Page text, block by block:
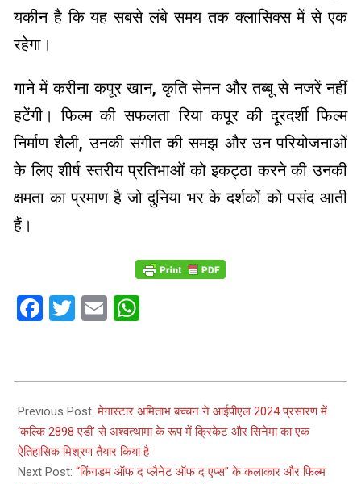
यकीन है कि यह सबसे लंबे समय तक क्लासिक्स में से एक
रहेगा।
गाने में करीना कपूर खान, कृति सेनन और तब्बू से नजरें नहीं
हटेंगी। फिल्म की सफलता रिया कपूर की दूरदर्शी फिल्म
निर्माण शैली, उनकी संगीत की समझ और उन परियोजनाओं
के लिए शीर्ष स्तरीय प्रतिभाओं को इकट्ठा करने की उनकी
क्षमता का प्रमाण है जो दुनिया भर के दर्शकों को पसंद आती
हैं।
Facebook
Twitter
Email
05-
03
Previous Post:मेगास्टार अमिताभ बच्चन ने आईपीएल 2024 प्रसारण में
‘कल्कि 2898 एडी’ से अश्वत्थामा के रूप में क्रिकेट और सिनेमा का एक
ऐतिहासिक मिश्रण तैयार किया है
Next Post: “किंगडम ऑफ द प्लैनेट ऑफ द एप्स” के कलाकार और फिल्म